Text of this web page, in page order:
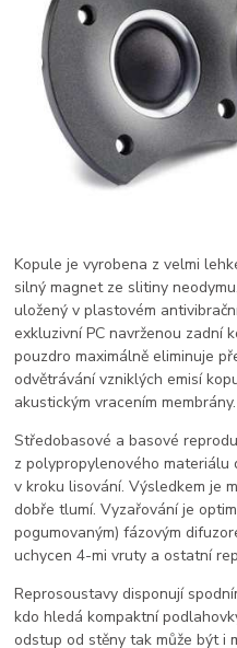
Kopule je vyrobena z velmi
silný magnet ze slitiny
uložený v plastovém
exkluzivní PC navrženou zadní
pouzdro maximálně eliminuje
odvětrávání vzniklých emisí
akustickým vracením membrány.
Středobasové a basové
z polypropylenového
v kroku lisování. Výsledkem je
dobře tlumí. Vyzařování je
pogumovaným) fázovým
uchycen 4-mi vruty a ostatní
Reprosoustavy disponují
kdo hledá kompaktní
odstup od stěny tak může být i